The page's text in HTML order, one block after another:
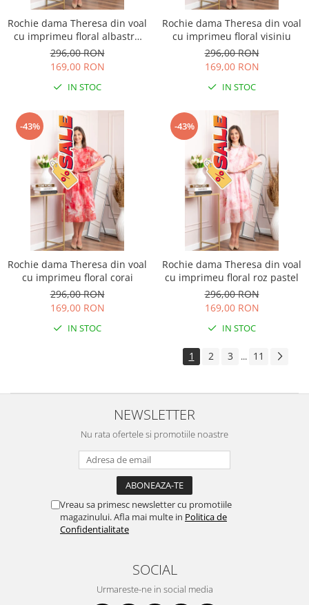
Rochie dama Theresa din voal
cu imprimeu floral albastru
petrol
296,00 RON
169,00 RON
IN STOC
Rochie dama Theresa din voal
cu imprimeu floral visiniu
296,00 RON
169,00 RON
IN STOC
-43%
Rochie dama Theresa din voal
cu imprimeu floral corai
296,00 RON
169,00 RON
IN STOC
-43%
Rochie dama Theresa din voal
cu imprimeu floral roz pastel
296,00 RON
169,00 RON
IN STOC
1 2 3 ... 11
NEWSLETTER
Nu rata ofertele si promotiile noastre
Vreau sa primesc newsletter cu promotiile
magazinului. Afla mai multe in Politica de
Confidentialitate
SOCIAL
Urmareste-ne in social media